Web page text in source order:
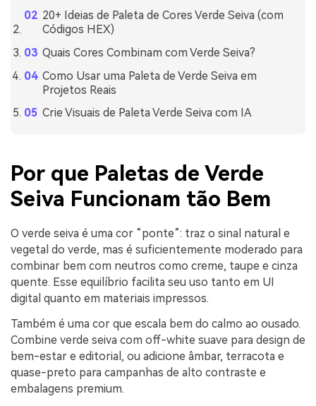
20+ Ideias de Paleta de Cores Verde Seiva (com
Códigos HEX)
Quais Cores Combinam com Verde Seiva?
Como Usar uma Paleta de Verde Seiva em
Projetos Reais
Crie Visuais de Paleta Verde Seiva com IA
Por que Paletas de Verde
Seiva Funcionam tão Bem
O verde seiva é uma cor “ponte”: traz o sinal natural e
vegetal do verde, mas é suficientemente moderado para
combinar bem com neutros como creme, taupe e cinza
quente. Esse equilíbrio facilita seu uso tanto em UI
digital quanto em materiais impressos.
Também é uma cor que escala bem do calmo ao ousado.
Combine verde seiva com off-white suave para design de
bem-estar e editorial, ou adicione âmbar, terracota e
quase-preto para campanhas de alto contraste e
embalagens premium.